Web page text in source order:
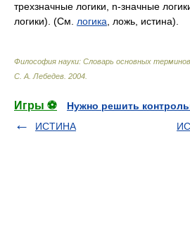
трехзначные логики, n-значные
логики). (См. логика , ложь, истина).
Философия науки: Словарь основных
С. А. Лебедев 2004
Игры ⚽
Нужно решить
ИСТИНА